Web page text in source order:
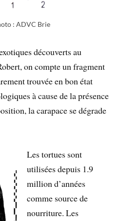
: ADVC Brie
découverts au
on compte un fragment
trouvée en bon état
à cause de la présence
la carapace se dégrade
Les tortues sont
utilisées depuis 1.9
million d’années
comme source de
nourriture. Les